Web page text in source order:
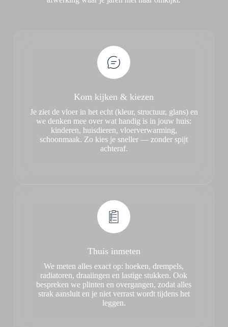
Kom kijken & kiezen
Je ziet de vloer in het echt (kleur, structuur, glans) en
we denken mee over wat handig is in jouw huis:
kinderen, huisdieren, vloerverwarming,
schoonmaak. Zo kies je sneller — zonder spijt
achteraf.
Thuis inmeten
We meten alles exact op: hoeken, drempels,
radiatoren, draaiingen en lastige stukken. Ook
bespreken we plinten en overgangen, zodat alles
strak aansluit en je niet verrast wordt tijdens het
leggen.